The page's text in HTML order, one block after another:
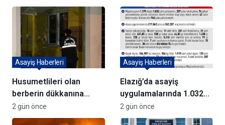
edildi
Husumetlileri olan
berberin dükkanına
kurşun yağdırıp kaçtılar
Asayiş Haberleri
2 gün önce
Elazığ’da asayiş
uygulamalarında 1.032
kişi yakalandı
Asayiş Haberleri
2 gün önce